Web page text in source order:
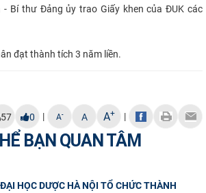
- Bí thư Đảng ủytrao Giấy khen của ĐUK các
đạt thành tích 3 năm liền.
57 0 | A- A A+ |
BẠN QUAN TÂM
HỌC DƯỢC HÀ NỘI TỔ CHỨC THÀNH